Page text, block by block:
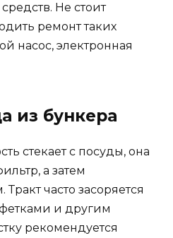
Не стоит
ремонт таких
насос, электронная
из бункера
стекает с посуды, она
а затем
часто засоряется
и другим
рекомендуется